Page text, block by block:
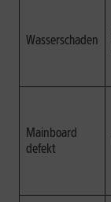
Wasserschaden
Mainboard
defekt